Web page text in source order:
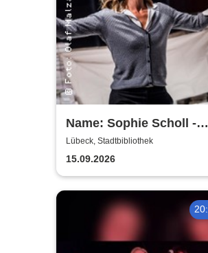
Name: Sophie Scholl -
Theater Lübeck
Lübeck, Stadtbibliothek
15.09.2026